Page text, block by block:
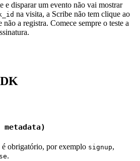
e disparar um evento não vai mostrar
na visita, a Scribe não tem clique ao
a registra. Comece sempre o teste a
é obrigatório, por exemplo signup,
.